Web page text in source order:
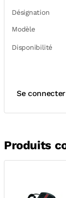
Désignation
Modèle
Disponibilité
Se connecter
Produits